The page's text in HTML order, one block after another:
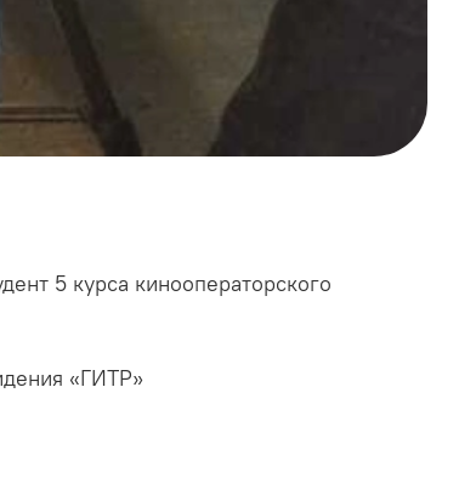
5 курса кинооператорского
«ГИТР»